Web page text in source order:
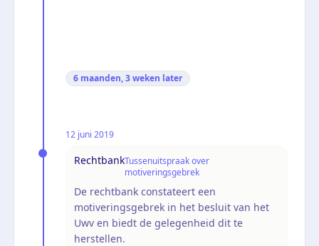
6 maanden, 3 weken later
12 juni 2019
RechtbankTussenuitspraak over
motiveringsgebrek
De rechtbank constateert een
motiveringsgebrek in het besluit van het
Uwv en biedt de gelegenheid dit te
herstellen.